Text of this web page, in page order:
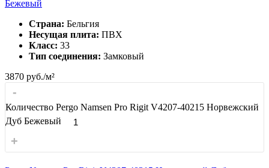
Бежевый
Страна: Бельгия
Несущая плита: ПВХ
Класс: 33
Тип соединения: Замковый
3870 руб./м²
-
Количество Pergo Namsen Pro Rigit V4207-40215 Норвежский
Дуб Бежевый
+